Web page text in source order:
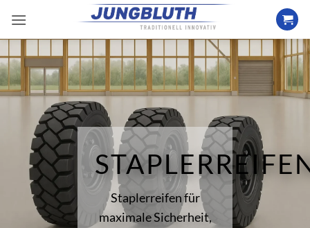
Inhalt
springen
Staplerreifen für
maximale Sicherheit,